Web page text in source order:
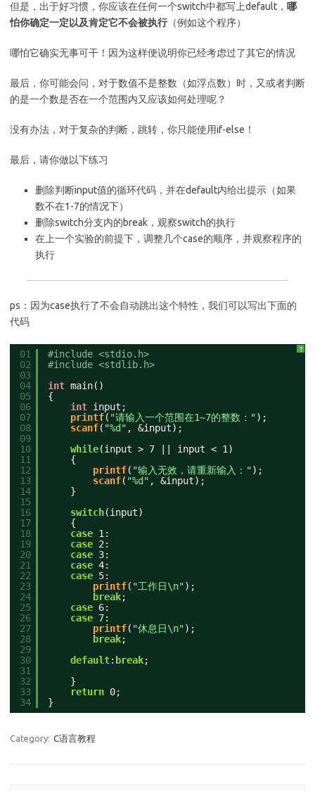
但是，出于好习惯，你应该在任何一个switch中都写上default， 哪
怕你确定一定以及肯定它不会被执行（例如这个程序）
哪怕它确实无事可干！因为这样便说明你已经考虑过了其它的情况
最后，你可能会问，对于数值不是整数（如浮点数）时，又或者判断
的是一个数是否在一个范围内又应该如何处理呢？
没有办法，对于复杂的判断，跳转，你只能使用if-else！
最后，请你做以下练习
删除判断input值的循环代码，并在default内给出提示（如果
数不在1-7的情况下）
删除switch分支内的break，观察switch的执行
在上一个实验的前提下，调整几个case的顺序，并观察程序的
执行
ps：因为case执行了不会自动跳出这个特性，我们可以写出下面的
代码
?
01
02
03
04
05
06
07
08
09
10
11
12
13
14
15
16
17
18
19
20
21
22
23
24
25
26
27
28
29
30
31
32
33
34
#include <stdio.h>
#include <stdlib.h>
int main()
{
int input;
printf( "请输入一个范围在1~7的整数：");
scanf( "%d" , &input);
while(input > 7 || input < 1)
{
printf( "输入无效，请重新输入：");
scanf( "%d" , &input);
}
switch(input)
{
case 1:
case 2:
case 3:
case 4:
case 5:
printf( "工作日\n");
break;
case 6:
case 7:
printf( "休息日\n");
break;
default: break;
}
return 0;
}
Category: C语言教程